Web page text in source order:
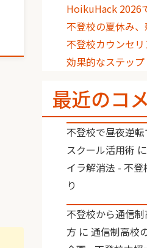
HoikuHack 2026
不登校の夏休み
不登校カウンセ
効果的なステップ
最近のコ
不登校で昼夜逆
スクール活用術 に
イラ解消法 - 不
り
不登校から通信
方 に通信制高校